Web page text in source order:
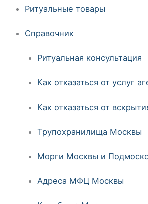
Ритуальные товары
Справочник
Ритуальная консультация
Как отказаться от услуг
Как отказаться от
Трупохранилища Москвы
Морги Москвы и
Адреса МФЦ Москвы